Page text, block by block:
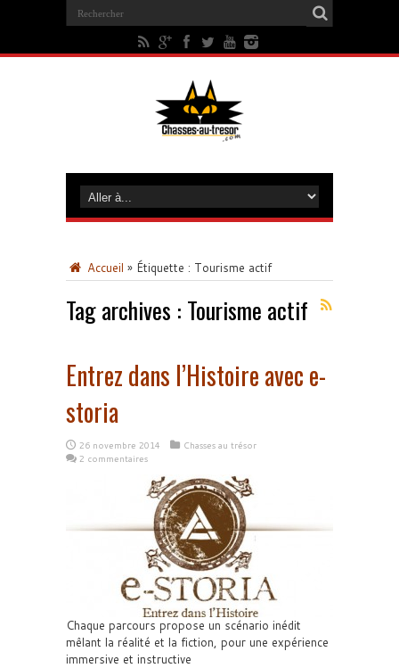
Accueil » Étiquette : Tourisme actif
Tag archives : Tourisme actif
Entrez dans l’Histoire avec e-
storia
26 novembre 2014
Chasses au trésor
2 commentaires
Chaque parcours propose un scénario inédit
mêlant la réalité et la fiction, pour une expérience
immersive et instructive